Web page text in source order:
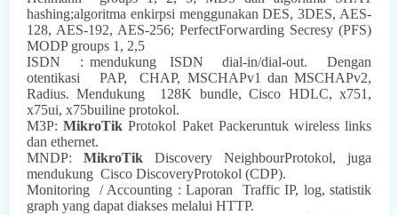
hashing;algoritma enkirpsi menggunakan DES, 3DES, AES-
128, AES-192, AES-256; PerfectForwarding Secresy (PFS)
MODP groups 1, 2,5
ISDN
: mendukung ISDN dial-in/dial-out.
Dengan
otentikasi
PAP,
CHAP, MSCHAPv1 dan MSCHAPv2,
Radius. Mendukung
128K bundle, Cisco HDLC, x751,
x75ui, x75builine protokol.
M3P:MikroTik Protokol Paket Packeruntuk wireless links
dan ethernet.
MNDP: MikroTik Discovery NeighbourProtokol, juga
mendukung Cisco DiscoveryProtokol (CDP).
Monitoring
/ Accounting : Laporan Traffic IP, log, statistik
graph yang dapat diakses melalui HTTP.